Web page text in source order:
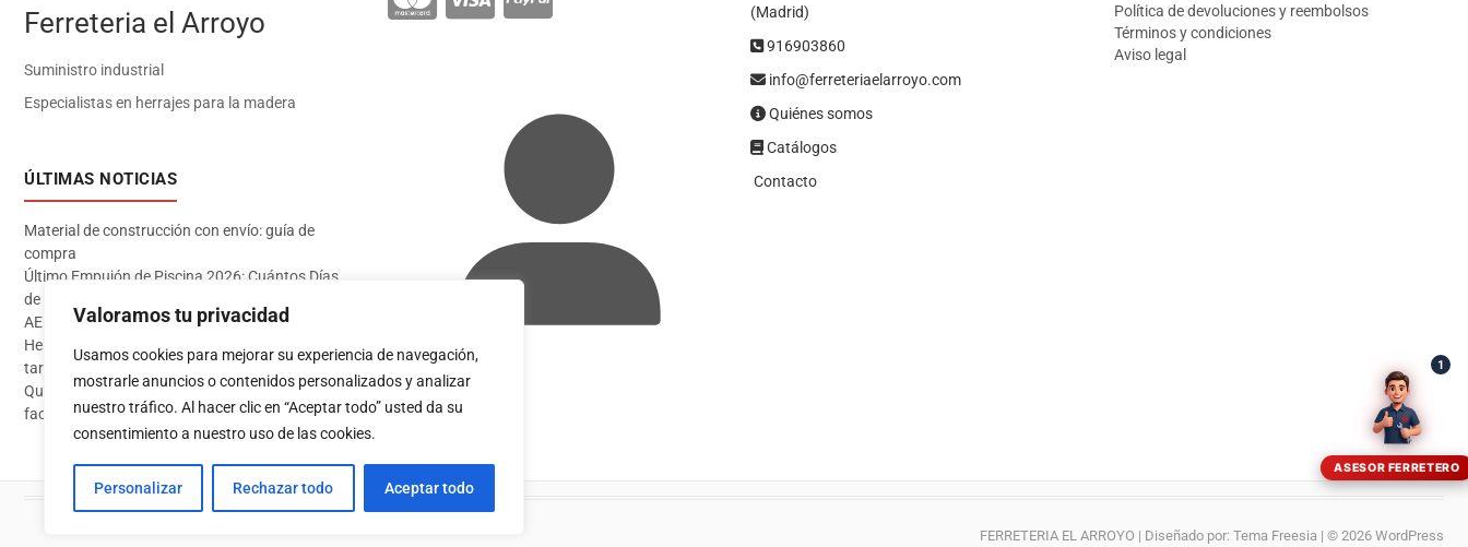
Valoramos tu privacidad
Usamos cookies para mejorar su experiencia de navegación,
mostrarle anuncios o contenidos personalizados y analizar
nuestro tráfico. Al hacer clic en “Aceptar todo” usted da su
consentimiento a nuestro uso de las cookies.
Personalizar Rechazar todo Aceptar todo
Ferreteria el Arroyo
Suministro industrial
Especialistas en herrajes para la madera
ÚLTIMAS NOTICIAS
Material de construcción con envío: guía de
compra
Último Empujón de Piscina 2026: Cuántos Días
de Baño te Quedan en Madrid Sur (Datos
AEMET)
Herramientas imprescindibles para instalar
tarima flotante
Qué pintura usar en exterior: guía completa para
fachadas 2026
Acceder
(Madrid)
916903860
info@ferreteriaelarroyo.com
Quiénes somos
Catálogos
Contacto
Política de devoluciones y reembolsos
Términos y condiciones
Aviso legal
FERRETERIA EL ARROYO | Diseñado por: Tema Freesia | © 2026 WordPress
ASESOR FERRETERO
1
WhatsApp